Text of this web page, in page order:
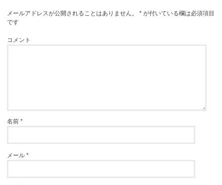
メールアドレスが公開されることはありません。 * が付いている欄は必須項目
です
コメント
名前*
メール*